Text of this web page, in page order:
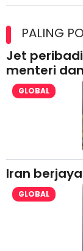
lesen separuh
PALING
Jet
menteri
GLOBAL
Iran
GLOBAL